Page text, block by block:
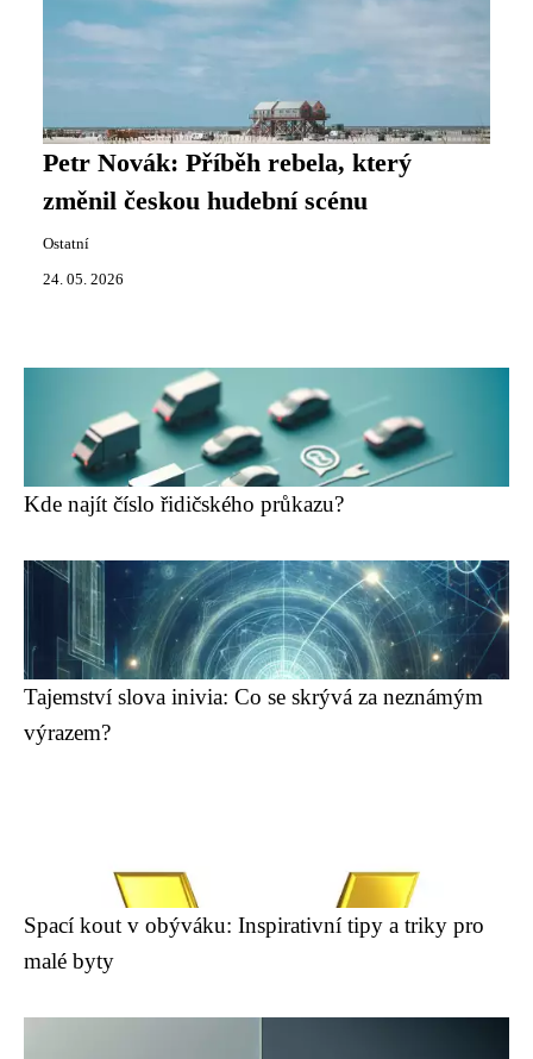
Petr Novák: Příběh rebela, který
změnil českou hudební scénu
Ostatní
24. 05. 2026
Kde najít číslo řidičského průkazu?
Tajemství slova inivia: Co se skrývá za neznámým
výrazem?
Spací kout v obýváku: Inspirativní tipy a triky pro
malé byty